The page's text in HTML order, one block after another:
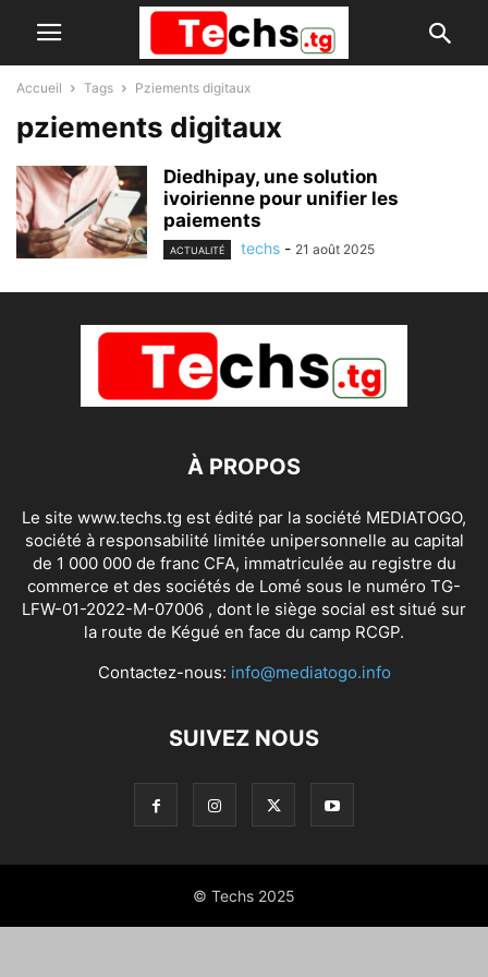
Accueil Tags Pziements digitaux
pziements digitaux
Diedhipay, une solution
ivoirienne pour unifier les
paiements
ACTUALITÉ techs - 21 août 2025
À PROPOS
Le site www.techs.tg est édité par la société MEDIATOGO,
société à responsabilité limitée unipersonnelle au capital
de 1 000 000 de franc CFA, immatriculée au registre du
commerce et des sociétés de Lomé sous le numéro TG-
LFW-01-2022-M-07006 , dont le siège social est situé sur
la route de Kégué en face du camp RCGP.
Contactez-nous: info@mediatogo.info
SUIVEZ NOUS
© Techs 2025